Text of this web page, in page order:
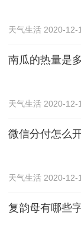
天气生活 2020-12-
南瓜的热量是
天气生活 2020-12-
微信分付怎么
天气生活 2020-12-
复韵母有哪些